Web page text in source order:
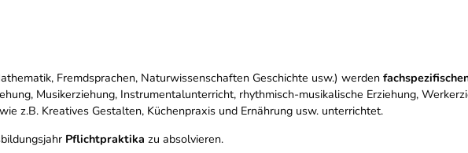
Fremdsprachen, Naturwissenschaften Geschichte usw.) werden
Musikerziehung, Instrumentalunterricht, rhythmisch-musikalische Erziehung,
z.B. Kreatives Gestalten, Küchenpraxis und Ernährung usw. unterrichtet.
Pflichtpraktika zu absolvieren.